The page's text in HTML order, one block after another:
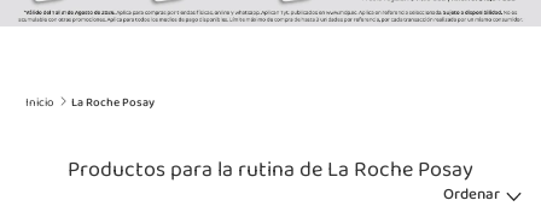
Inicio La Roche Posay
Productos para la rutina de La Roche Posay
Ordenar